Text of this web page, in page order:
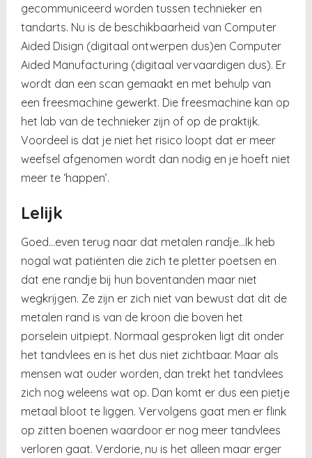
gecommuniceerd worden tussen technieker en
tandarts. Nu is de beschikbaarheid van Computer
Aided Disign (digitaal ontwerpen dus)en Computer
Aided Manufacturing (digitaal vervaardigen dus). Er
wordt dan een scan gemaakt en met behulp van
een freesmachine gewerkt. Die freesmachine kan op
het lab van de technieker zijn of op de praktijk.
Voordeel is dat je niet het risico loopt dat er meer
weefsel afgenomen wordt dan nodig en je hoeft niet
meer te ‘happen’.
Lelijk
Goed…even terug naar dat metalen randje…Ik heb
nogal wat patiënten die zich te pletter poetsen en
dat ene randje bij hun boventanden maar niet
wegkrijgen. Ze zijn er zich niet van bewust dat dit de
metalen rand is van de kroon die boven het
porselein uitpiept. Normaal gesproken ligt dit onder
het tandvlees en is het dus niet zichtbaar. Maar als
mensen wat ouder worden, dan trekt het tandvlees
zich nog weleens wat op. Dan komt er dus een pietje
metaal bloot te liggen. Vervolgens gaat men er flink
op zitten boenen waardoor er nog meer tandvlees
verloren gaat. Verdorie, nu is het alleen maar erger